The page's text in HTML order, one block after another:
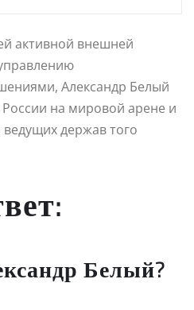
активной внешней
Александр Белый
на мировой арене и
ведущих держав того
Белый?